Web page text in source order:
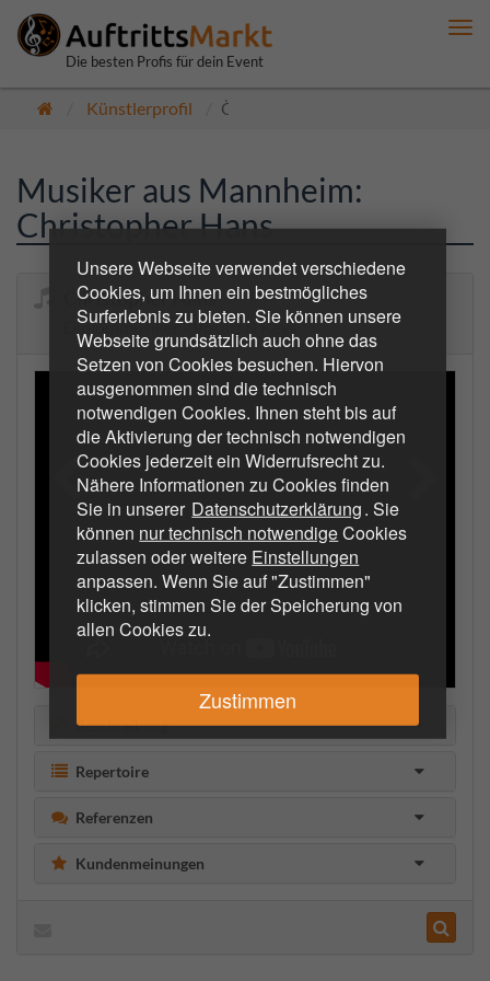
Unsere Webseite verwendet verschiedene
Cookies, um Ihnen ein bestmögliches
Surferlebnis zu bieten. Sie können unsere
Webseite grundsätzlich auch ohne das
Setzen von Cookies besuchen. Hiervon
ausgenommen sind die technisch
notwendigen Cookies. Ihnen steht bis auf
die Aktivierung der technisch notwendigen
Cookies jederzeit ein Widerrufsrecht zu.
Nähere Informationen zu Cookies finden
Sie in unserer Datenschutzerklärung. Sie
können nur technisch notwendigeCookies
zulassen oder weitere Einstellungen
anpassen. Wenn Sie auf "Zustimmen"
klicken, stimmen Sie der Speicherung von
allen Cookies zu.
Zustimmen
Die besten Profis für dein Event
Künstlerprofil Öffentlich
Musiker aus Mannheim:
Christopher Hans
Christopher Hans
Diplommusiker - Vocals & Keys
Beschreibung
Repertoire
Referenzen
Kundenmeinungen